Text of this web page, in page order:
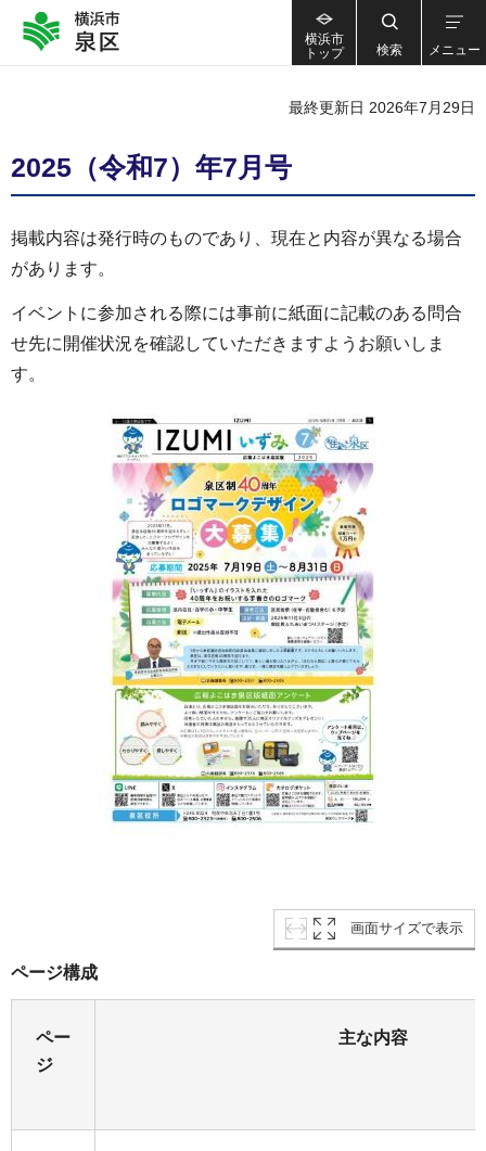
横浜市
トップ
検索 メニュー
最終更新日 2026年7月29日
2025（令和7）年7月号
掲載内容は発行時のものであり、現在と内容が異なる場合
があります。
イベントに参加される際には事前に紙面に記載のある問合
せ先に開催状況を確認していただきますようお願いしま
す。
画面サイズで表示
ページ構成
ペー
ジ
主な内容